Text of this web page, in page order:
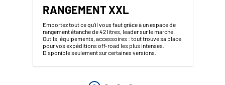
RANGEMENT XXL
Emportez tout ce qu’il vous faut grâce à un espace de
rangement étanche de 42 litres, leader sur le marché.
Outils, équipements, accessoires : tout trouve sa place
pour vos expéditions off-road les plus intenses.
Disponible seulement sur certaines versions.